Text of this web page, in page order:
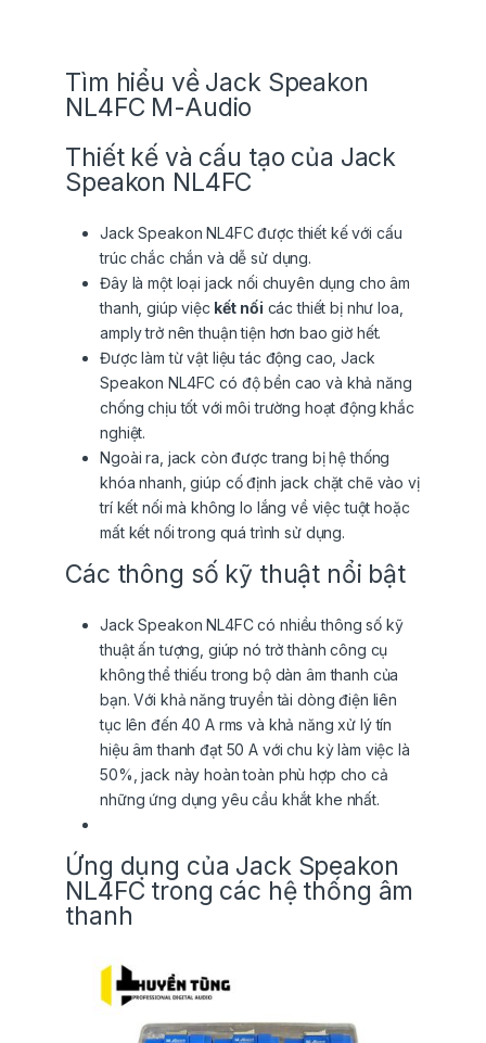
Tìm hiểu về Jack Speakon
NL4FC M-Audio
Thiết kế và cấu tạo của Jack
Speakon NL4FC
Jack Speakon NL4FC được thiết kế với cấu
trúc chắc chắn và dễ sử dụng.
Đây là một loại jack nối chuyên dụng cho âm
thanh, giúp việc kết nối các thiết bị như loa,
amply trở nên thuận tiện hơn bao giờ hết.
Được làm từ vật liệu tác động cao, Jack
Speakon NL4FC có độ bền cao và khả năng
chống chịu tốt với môi trường hoạt động khắc
nghiệt.
Ngoài ra, jack còn được trang bị hệ thống
khóa nhanh, giúp cố định jack chặt chẽ vào vị
trí kết nối mà không lo lắng về việc tuột hoặc
mất kết nối trong quá trình sử dụng.
Các thông số kỹ thuật nổi bật
Jack Speakon NL4FC có nhiều thông số kỹ
thuật ấn tượng, giúp nó trở thành công cụ
không thể thiếu trong bộ dàn âm thanh của
bạn. Với khả năng truyền tải dòng điện liên
tục lên đến 40 A rms và khả năng xử lý tín
hiệu âm thanh đạt 50 A với chu kỳ làm việc là
50%, jack này hoàn toàn phù hợp cho cả
những ứng dụng yêu cầu khắt khe nhất.
Ứng dụng của Jack Speakon
NL4FC trong các hệ thống âm
thanh